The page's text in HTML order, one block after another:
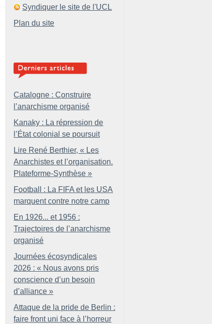
Syndiquer le site de l'UCL
Plan du site
Catalogne : Construire
l’anarchisme organisé
Kanaky : La répression de
l’État colonial se poursuit
Lire René Berthier, « Les
Anarchistes et l’organisation.
Plateforme-Synthèse »
Football : La FIFA et les USA
marquent contre notre camp
En 1926... et 1956 :
Trajectoires de l’anarchisme
organisé
Journées écosyndicales
2026 : « Nous avons pris
conscience d’un besoin
d’alliance »
Attaque de la pride de Berlin :
faire front uni face à l’horreur